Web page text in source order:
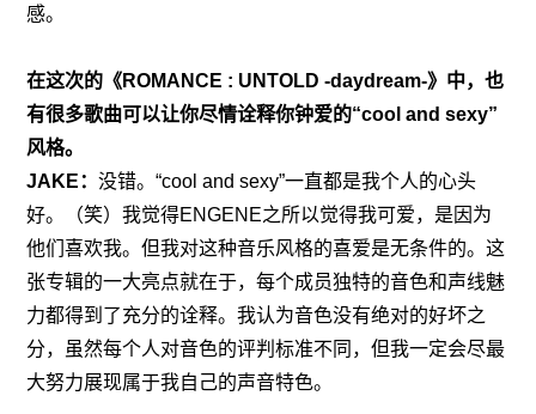
感。
在这次的《ROMANCE : UNTOLD -daydream-》中，也
有很多歌曲可以让你尽情诠释你钟爱的“cool and sexy”
风格。
JAKE：没错。“cool and sexy”一直都是我个人的心头
好。（笑）我觉得ENGENE之所以觉得我可爱，是因为
他们喜欢我。但我对这种音乐风格的喜爱是无条件的。这
张专辑的一大亮点就在于，每个成员独特的音色和声线魅
力都得到了充分的诠释。我认为音色没有绝对的好坏之
分，虽然每个人对音色的评判标准不同，但我一定会尽最
大努力展现属于我自己的声音特色。